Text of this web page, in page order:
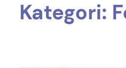
Kategori: